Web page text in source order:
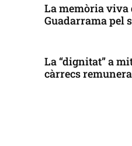
La memòria viva
Guadarrama pel
La “dignitat” a
càrrecs